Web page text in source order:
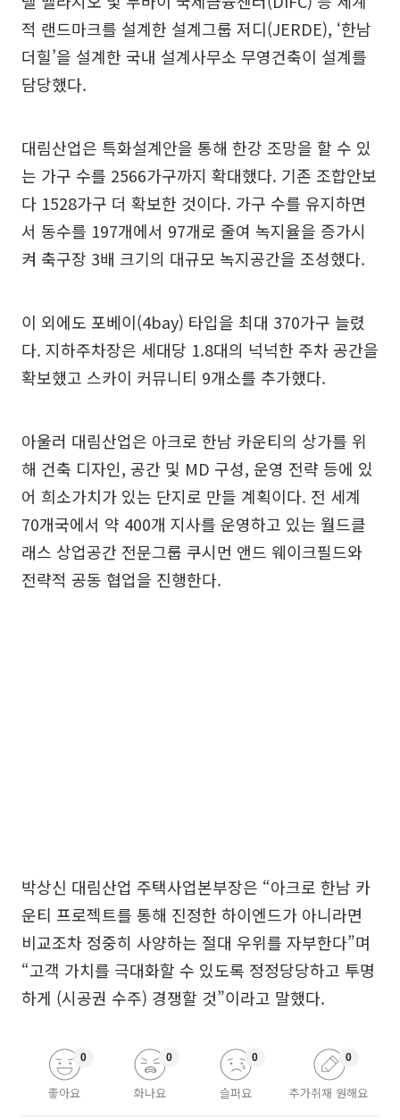
적 랜드마크를 설계한 설계그룹 저디(JERDE), ‘한남
더힐’을 설계한 국내 설계사무소 무영건축이 설계를
담당했다.
대림산업은 특화설계안을 통해 한강 조망을 할 수 있
는 가구 수를 2566가구까지 확대했다. 기존 조합안보
다 1528가구 더 확보한 것이다. 가구 수를 유지하면
서 동수를 197개에서 97개로 줄여 녹지율을 증가시
켜 축구장 3배 크기의 대규모 녹지공간을 조성했다.
이 외에도 포베이(4bay) 타입을 최대 370가구 늘렸
다. 지하주차장은 세대당 1.8대의 넉넉한 주차 공간을
확보했고 스카이 커뮤니티 9개소를 추가했다.
아울러 대림산업은 아크로 한남 카운티의 상가를 위
해 건축 디자인, 공간 및 MD 구성, 운영 전략 등에 있
어 희소가치가 있는 단지로 만들 계획이다. 전 세계
70개국에서 약 400개 지사를 운영하고 있는 월드클
래스 상업공간 전문그룹 쿠시먼 앤드 웨이크필드와
전략적 공동 협업을 진행한다.
박상신 대림산업 주택사업본부장은 “아크로 한남 카
운티 프로젝트를 통해 진정한 하이엔드가 아니라면
비교조차 정중히 사양하는 절대 우위를 자부한다”며
“고객 가치를 극대화할 수 있도록 정정당당하고 투명
하게 (시공권 수주) 경쟁할 것”이라고 말했다.
좋아요
0
화나요
0
슬퍼요
0
추가취재 원해요
0